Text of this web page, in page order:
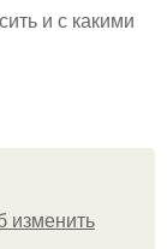
и с какими
изменить